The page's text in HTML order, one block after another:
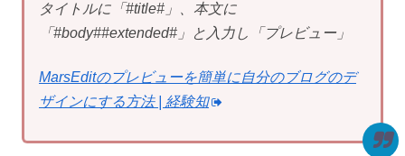
タイトルに「#title#」、本文に
「#body##extended#」と入力し「プレビュー」
MarsEditのプレビューを簡単に自分のブログのデ
ザインにする方法 | 経験知